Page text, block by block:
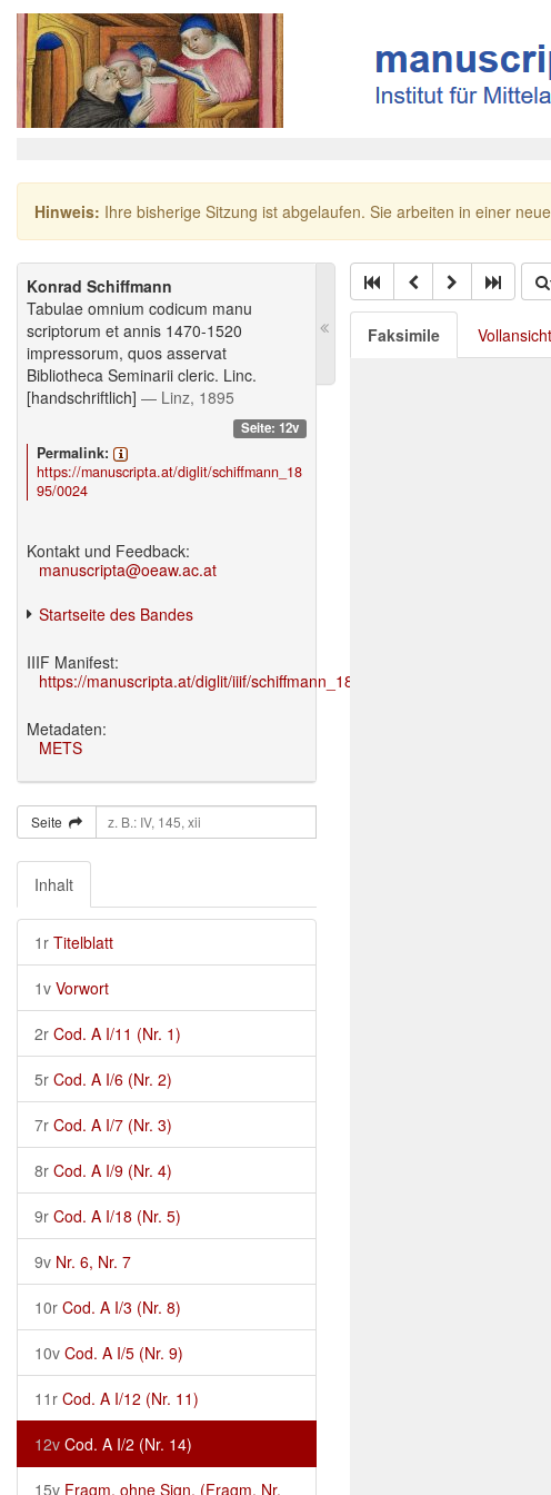
Hinweis: Ihre bisherige Sitzung ist abgelaufen. Sie arbeiten in einer
Konrad Schiffmann
Tabulae omnium codicum manu
scriptorum et annis 1470-1520
impressorum, quos asservat
Bibliotheca Seminarii cleric. Linc.
[handschriftlich] — Linz, 1895
Seite: 12v
Permalink:
https://manuscripta.at/diglit/schiffmann_18
95/0024
Kontakt und Feedback:
manuscripta@oeaw.ac.at
Startseite des Bandes
IIIF Manifest:
https://manuscripta.at/diglit/iiif/schiffmann_1895/manifest.json
Metadaten:
METS
Seite
Inhalt
1r Titelblatt
1v Vorwort
2r Cod. A I/11 (Nr. 1)
5r Cod. A I/6 (Nr. 2)
7r Cod. A I/7 (Nr. 3)
8r Cod. A I/9 (Nr. 4)
9r Cod. A I/18 (Nr. 5)
9v Nr. 6, Nr. 7
10r Cod. A I/3 (Nr. 8)
10v Cod. A I/5 (Nr. 9)
11r Cod. A I/12 (Nr. 11)
12v Cod. A I/2 (Nr. 14)
15v Fragm. ohne Sign. (Fragm. Nr.
Faksimile Vollansicht